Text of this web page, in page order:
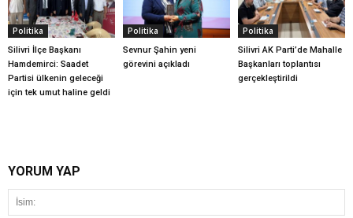
Politika
Silivri İlçe Başkanı
Hamdemirci: Saadet
Partisi ülkenin geleceği
için tek umut haline geldi
Politika
Sevnur Şahin yeni
görevini açıkladı
Politika
Silivri AK Parti’de Mahalle
Başkanları toplantısı
gerçekleştirildi
YORUM YAP